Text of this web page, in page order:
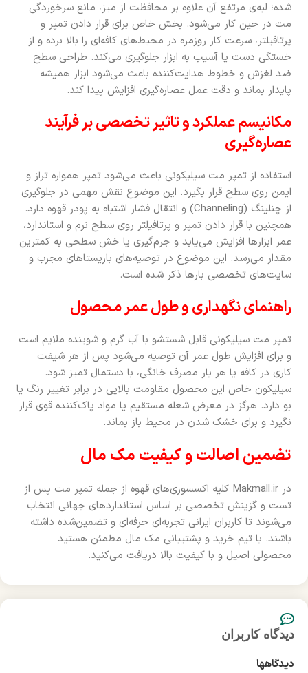
شده؛ لبه‌ی مرتفع آن علاوه بر محافظت از میز، مانع سرخوردگی
مت در حین کار می‌شود. بخش خاص برای قرار دادن تمپر و
پرتافیلتر، سرعت کار روزمره در محیط‌های کافه‌ای را بالا برده و از
خستگی دست یا آسیب به ابزار جلوگیری می‌کند. طراحی سطح
ضد لغزش و خطوط هدایت‌کننده باعث می‌شود ابزار همیشه
پایدار بماند و دقت عمل عصاره‌گیری افزایش پیدا کند.
مکانیسم عملکرد و تاثیر تخصصی بر فرآیند
عصاره‌گیری
استفاده از تمپر مت سیلیکونی باعث می‌شود تمپر همواره تراز و
ایمن روی سطح قرار بگیرد. این موضوع نقش مهمی در جلوگیری
از چنلینگ (Channeling) و انتقال فشار اشتباه به پودر قهوه دارد.
همچنین با قرار دادن تمپر و پرتافیلتر روی سطح نرم و استاندارد،
عمر ابزارها افزایش می‌یابد و جرم‌گیری یا خش سطحی به کمترین
مقدار می‌رسد. این موضوع در توصیه‌های باریستاهای مجرب و
سایت‌های تخصصی بارها ذکر شده است.
راهنمای نگهداری و طول عمر محصول
تمپر مت سیلیکونی قابل شستشو با آب گرم و شوینده ملایم است
و برای افزایش طول عمر آن توصیه می‌شود پس از هر شیفت
کاری در کافه یا هر بار مصرف خانگی، با دستمال تمیز شود.
سیلیکون خاص این محصول مقاومت بالایی در برابر تغییر رنگ یا
بو دارد. هرگز در معرض شعله مستقیم یا مواد پاک‌کننده قوی قرار
نگیرد و برای خشک شدن در محیط باز بماند.
تضمین اصالت و کیفیت مک مال
در Makmall.ir کلیه اکسسوری‌های قهوه از جمله تمپر مت پس از
تست و گزینش تخصصی بر اساس استانداردهای جهانی انتخاب
می‌شوند تا کاربران ایرانی تجربه‌ای حرفه‌ای و تضمین‌شده داشته
باشند. با تیم خرید و پشتیبانی مک مال مطمئن هستید
محصولی اصیل و با کیفیت بالا دریافت می‌کنید.
دیدگاه کاربران
دیدگاهها